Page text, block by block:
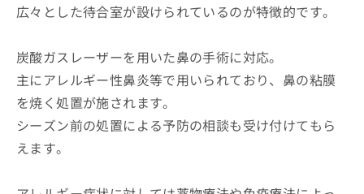
広々とした待合室が設けられているのが特徴的です。
炭酸ガスレーザーを用いた鼻の手術に対応。
主にアレルギー性鼻炎等で用いられており、鼻の粘膜
を焼く処置が施されます。
シーズン前の処置による予防の相談も受け付けてもら
えます。